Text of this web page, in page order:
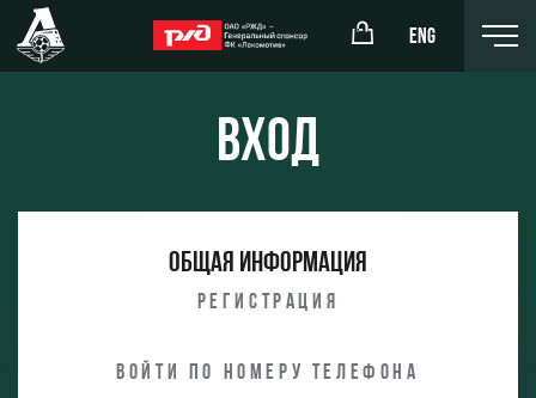
ENG
Организация мероприятий
Аренда площадей
Вход
Общая информация
Регистрация
Войти по номеру телефона